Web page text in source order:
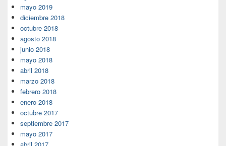
mayo 2019
diciembre 2018
octubre 2018
agosto 2018
junio 2018
mayo 2018
abril 2018
marzo 2018
febrero 2018
enero 2018
octubre 2017
septiembre 2017
mayo 2017